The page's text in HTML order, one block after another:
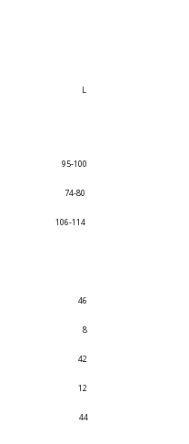
L
95-100
74-80
106-114
46
8
42
12
44